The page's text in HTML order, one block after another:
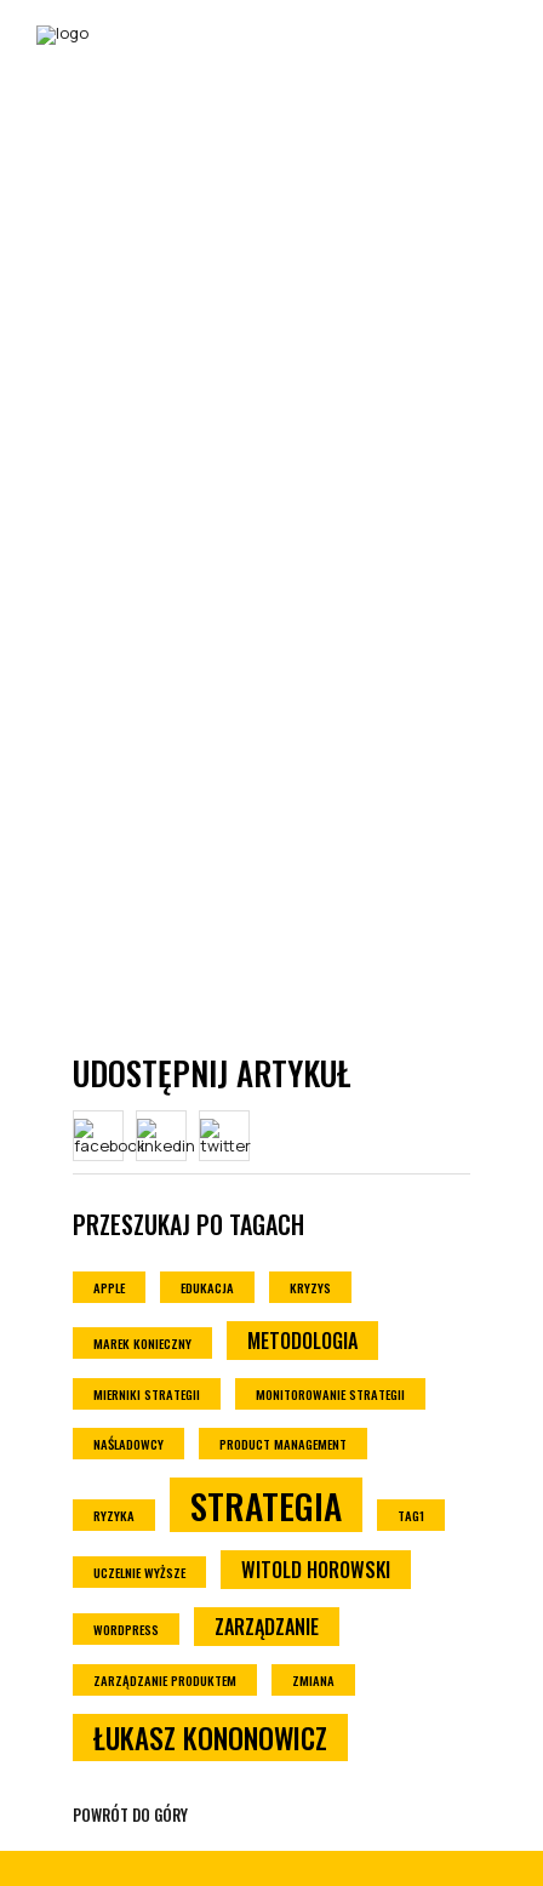
UDOSTĘPNIJ ARTYKUŁ
PRZESZUKAJ PO TAGACH
APPLE EDUKACJA KRYZYS
MAREK KONIECZNY METODOLOGIA
MIERNIKI STRATEGII MONITOROWANIE STRATEGII
NAŚLADOWCY PRODUCT MANAGEMENT
RYZYKA STRATEGIA TAG1
UCZELNIE WYŻSZE WITOLD HOROWSKI
WORDPRESS ZARZĄDZANIE
ZARZĄDZANIE PRODUKTEM ZMIANA
ŁUKASZ KONONOWICZ
POWRÓT DO GÓRY